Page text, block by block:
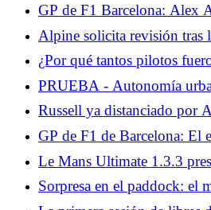
GP de F1 Barcelona: Alex
leyenda de Williams este fin
Alpine solicita revisión tras
Gasly en Mónaco
¿Por qué tantos pilotos
zona de boxes de Mónaco?
PRUEBA - Autonomía
nuestra opinión al volante...
eléctrico en 2028, la
constituye la puerta de
miércoles 10 de junio de
Russell ya distanciado por
aspirar al título?
GP de F1 de Barcelona: El
dar un paso adelante este fin
Le Mans Ultimate 1.3.3
BMW M Hybrid V8 Evo y
Mans 2026.
Sorpresa en el paddock: el
Powertrains sería el más